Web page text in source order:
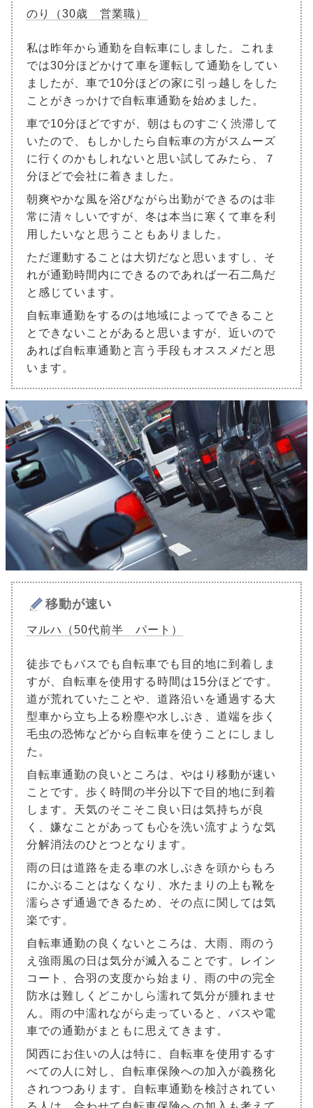
のり（30歳 営業職）
私は昨年から通勤を自転車にしました。これま
では30分ほどかけて車を運転して通勤をしてい
ましたが、車で10分ほどの家に引っ越しをした
ことがきっかけで自転車通勤を始めました。
車で10分ほどですが、朝はものすごく渋滞して
いたので、もしかしたら自転車の方がスムーズ
に行くのかもしれないと思い試してみたら、７
分ほどで会社に着きました。
朝爽やかな風を浴びながら出勤ができるのは非
常に清々しいですが、冬は本当に寒くて車を利
用したいなと思うこともありました。
ただ運動することは大切だなと思いますし、そ
れが通勤時間内にできるのであれば一石二鳥だ
と感じています。
自転車通勤をするのは地域によってできること
とできないことがあると思いますが、近いので
あれば自転車通勤と言う手段もオススメだと思
います。
移動が速い
マルハ（50代前半 パート）
徒歩でもバスでも自転車でも目的地に到着しま
すが、自転車を使用する時間は15分ほどです。
道が荒れていたことや、道路沿いを通過する大
型車から立ち上る粉塵や水しぶき、道端を歩く
毛虫の恐怖などから自転車を使うことにしまし
た。
自転車通勤の良いところは、やはり移動が速い
ことです。歩く時間の半分以下で目的地に到着
します。天気のそこそこ良い日は気持ちが良
く、嫌なことがあっても心を洗い流すような気
分解消法のひとつとなります。
雨の日は道路を走る車の水しぶきを頭からもろ
にかぶることはなくなり、水たまりの上も靴を
濡らさず通過できるため、その点に関しては気
楽です。
自転車通勤の良くないところは、大雨、雨のう
え強雨風の日は気分が滅入ることです。レイン
コート、合羽の支度から始まり、雨の中の完全
防水は難しくどこかしら濡れて気分が腫れませ
ん。雨の中濡れながら走っていると、バスや電
車での通勤がまともに思えてきます。
関西にお住いの人は特に、自転車を使用するす
べての人に対し、自転車保険への加入が義務化
されつつあります。自転車通勤を検討されてい